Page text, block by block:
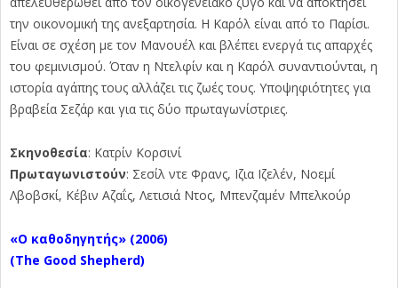
την οικονομική της ανεξαρτησία. Η Καρόλ είναι από το Παρίσι.
Είναι σε σχέση με τον Μανουέλ και βλέπει ενεργά τις απαρχές
του φεμινισμού. Όταν η Ντελφίν και η Καρόλ συναντιούνται, η
ιστορία αγάπης τους αλλάζει τις ζωές τους. Υποψηφιότητες για
βραβεία Σεζάρ και για τις δύο πρωταγωνίστριες.
Σκηνοθεσία: Κατρίν Κορσινί
Πρωταγωνιστούν: Σεσίλ ντε Φρανς, Ιζια Ιζελέν, Νοεμί
Λβοβσκί, Κέβιν Αζαΐς, Λετισιά Ντος, Μπενζαμέν Μπελκούρ
«Ο καθοδηγητής» (2006)
(The Good Shepherd)